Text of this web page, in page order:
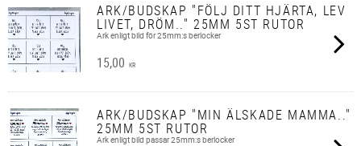
ARK/BUDSKAP "FÖLJ DITT HJÄRTA, LEV
LIVET, DRÖM.." 25MM 5ST RUTOR
Ark enligt bild för 25mm:s berlocker
15,00 KR
ARK/BUDSKAP "MIN ÄLSKADE MAMMA.."
25MM 5ST RUTOR
Ark enligt bild passar 25mm:s berlocker